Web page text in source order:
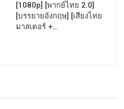
[1080p] [พากย์ไทย 2.0]
[บรรยายอังกฤษ] [เสียงไทย
มาสเตอร์ +…